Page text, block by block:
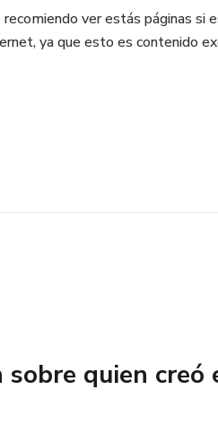
recomiendo ver estás páginas si
ya que esto es contenido
sobre quien creó